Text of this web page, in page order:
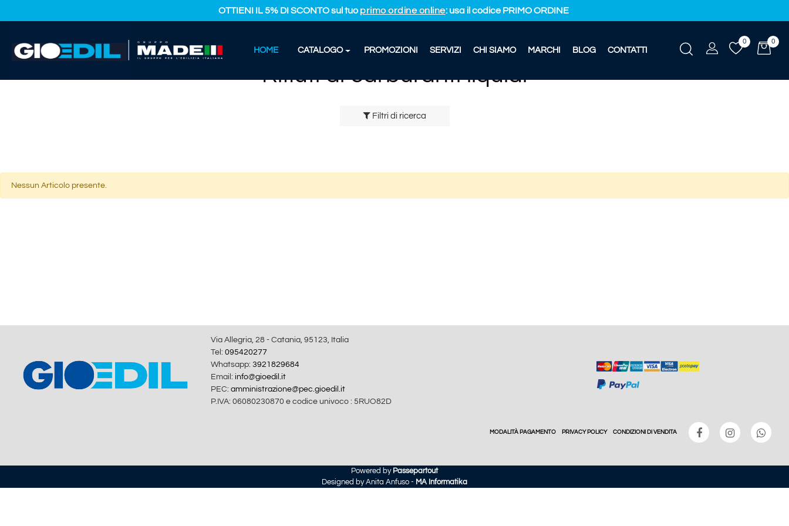
OTTIENI IL 5% DI SCONTO sul tuoprimo ordine online: usa il codice PRIMO ORDINE
HOME CATALOGO PROMOZIONI SERVIZI CHI SIAMO MARCHI BLOG CONTATTI
0
0
HOME
CATALOGO PRODOTTI OLI ESAUTI E RESIDUI COMBUSTIBILI LIQUID Rifiuti di carburanti liquidi
Rifiuti di carburanti liquidi
Filtri di ricerca
Nessun Articolo presente.
Via Allegria, 28 - Catania, 95123, Italia
Tel: 095420277
Whatsapp: 3921829684
Email: info@gioedil.it
PEC: amministrazione@pec.gioedil.it
P.IVA: 06080230870 e codice univoco : 5RUO82D
MODALITÀ PAGAMENTO PRIVACY POLICY CONDIZIONI DI VENDITA
Powered by Passepartout
Designed by Anita Anfuso - MA Informatika